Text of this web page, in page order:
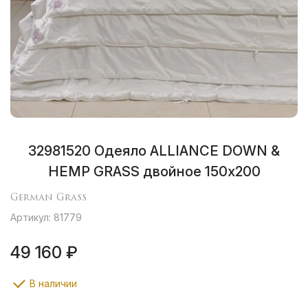
32981520 Одеяло ALLIANCE DOWN &
HEMP GRASS двойное 150х200
German Grass
Артикул: 81779
49 160 ₽
В наличии